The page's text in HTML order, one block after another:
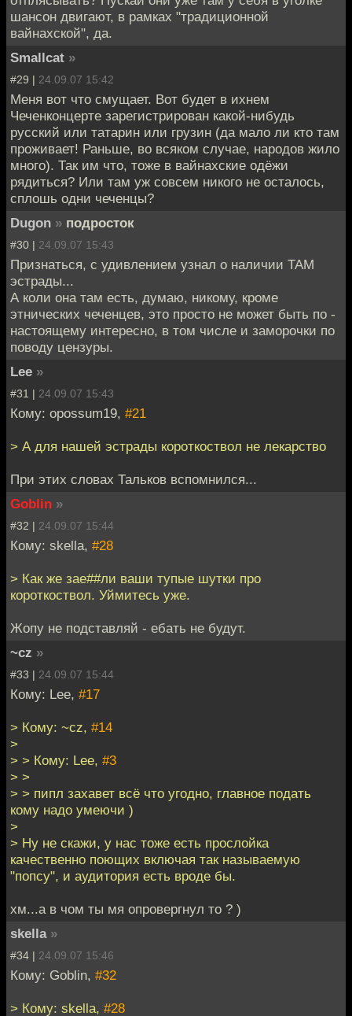
шансон двигают, в рамках "традиционной
вайнахской", да.
Smallcat »
#29 | 24.09.07 15:42
Меня вот что смущает. Вот будет в ихнем
Чеченконцерте зарегистрирован какой-нибудь
русский или татарин или грузин (да мало ли кто там
проживает! Раньше, во всяком случае, народов жило
много). Так им что, тоже в вайнахские одёжи
рядиться? Или там уж совсем никого не осталось,
сплошь одни чеченцы?
Dugon » подросток
#30 | 24.09.07 15:43
Признаться, с удивлением узнал о наличии ТАМ
эстрады...
А коли она там есть, думаю, никому, кроме
этнических чеченцев, это просто не может быть по -
настоящему интересно, в том числе и заморочки по
поводу цензуры.
Lee »
#31 | 24.09.07 15:43
Кому: opossum19, #21
> А для нашей эстрады короткоствол не лекарство
При этих словах Тальков вспомнился...
Goblin »
#32 | 24.09.07 15:44
Кому: skella, #28
> Как же зае##ли ваши тупые шутки про
короткоствол. Уймитесь уже.
Жопу не подставляй - ебать не будут.
~cz »
#33 | 24.09.07 15:44
Кому: Lee, #17
> Кому: ~cz, #14
>
> > Кому: Lee, #3
> >
> > пипл захавет всё что угодно, главное подать
кому надо умеючи )
>
> Ну не скажи, у нас тоже есть прослойка
качественно поющих включая так называемую
"попсу", и аудитория есть вроде бы.
хм...а в чом ты мя опровергнул то ? )
skella »
#34 | 24.09.07 15:46
Кому: Goblin, #32
> Кому: skella, #28